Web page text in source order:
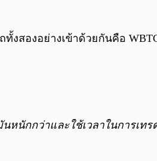
งสองอย่างเข้าด้วยกันคือ
นักกว่าและใช้เวลาในการเ